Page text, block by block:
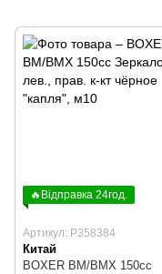
🔥Відправка 24год.
Артикул: P358384
Китай
BOXER BM/ВМX 150cc